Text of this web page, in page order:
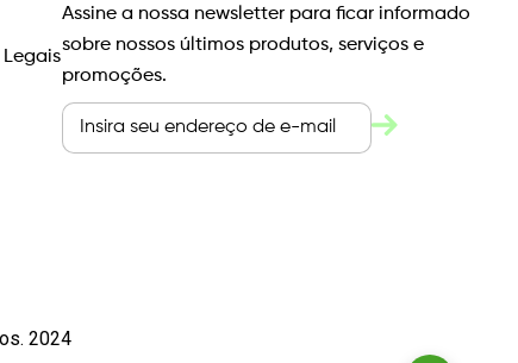
Assine a nossa newsletter para ficar informado
sobre nossos últimos produtos, serviços e
promoções.
2024